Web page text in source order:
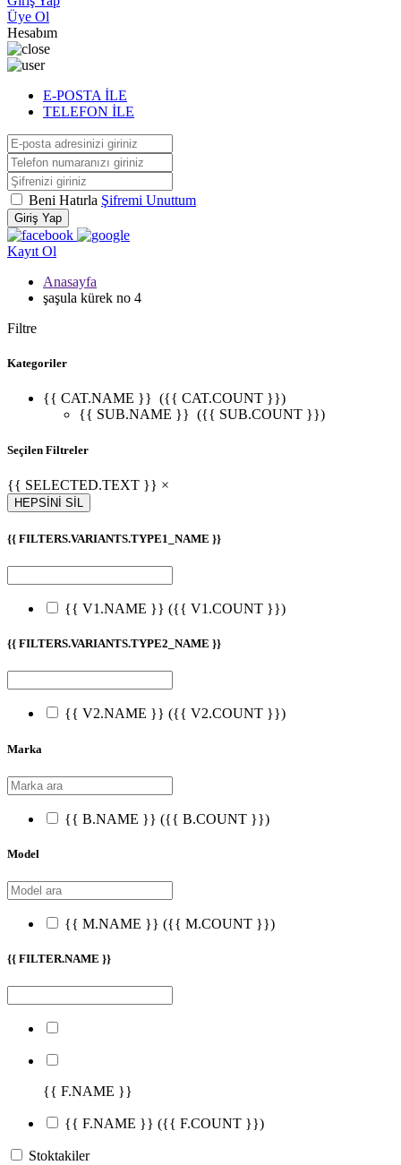
Üye Ol
Hesabım
E-POSTA İLE
TELEFON İLE
Beni Hatırla Şifremi Unuttum
Giriş Yap
Kayıt Ol
Anasayfa
şaşula kürek no 4
Filtre
Kategoriler
{{ CAT.NAME }} ({{ CAT.COUNT }})
{{ SUB.NAME }} ({{ SUB.COUNT }})
Seçilen Filtreler
{{ SELECTED.TEXT }} ×
HEPSİNİ SİL
{{ FILTERS.VARIANTS.TYPE1_NAME }}
{{ V1.NAME }} ({{ V1.COUNT }})
{{ FILTERS.VARIANTS.TYPE2_NAME }}
{{ V2.NAME }} ({{ V2.COUNT }})
Marka
{{ B.NAME }} ({{ B.COUNT }})
Model
{{ M.NAME }} ({{ M.COUNT }})
{{ FILTER.NAME }}
{{ F.NAME }}
{{ F.NAME }} ({{ F.COUNT }})
Stoktakiler